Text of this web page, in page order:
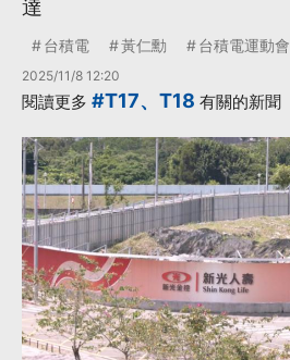
達
台積電 黃仁勳 台積電運動會
2025/11/8 12:20
閱讀更多 #T17、T18 有關的新聞